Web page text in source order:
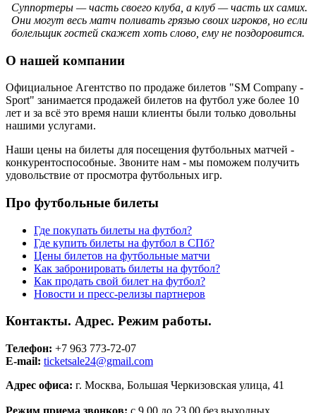
Суппортеры — часть своего клуба, а клуб — часть их самих.
Они могут весь матч поливать грязью своих игроков, но если
болельщик гостей скажет хоть слово, ему не поздоровится.
О нашей компании
Официальное Агентство по продаже билетов "SM Company -
Sport" занимается продажей билетов на футбол уже более 10
лет и за всё это время наши клиенты были только довольны
нашими услугами.
Наши цены на билеты для посещения футбольных матчей -
конкурентоспособные. Звоните нам - мы поможем получить
удовольствие от просмотра футбольных игр.
Про футбольные билеты
Где покупать билеты на футбол?
Где купить билеты на футбол в СПб?
Цены билетов на футбольные матчи
Как забронировать билеты на футбол?
Как продать свой билет на футбол?
Новости и пресс-релизы партнеров
Контакты. Адрес. Режим работы.
Телефон: +7 963 773-72-07
E-mail: ticketsale24@gmail.com
Адрес офиса: г. Москва, Большая Черкизовская улица, 41